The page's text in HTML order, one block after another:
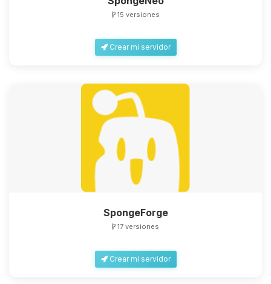
15 versiones
Crear mi servidor
SpongeForge
17 versiones
Crear mi servidor